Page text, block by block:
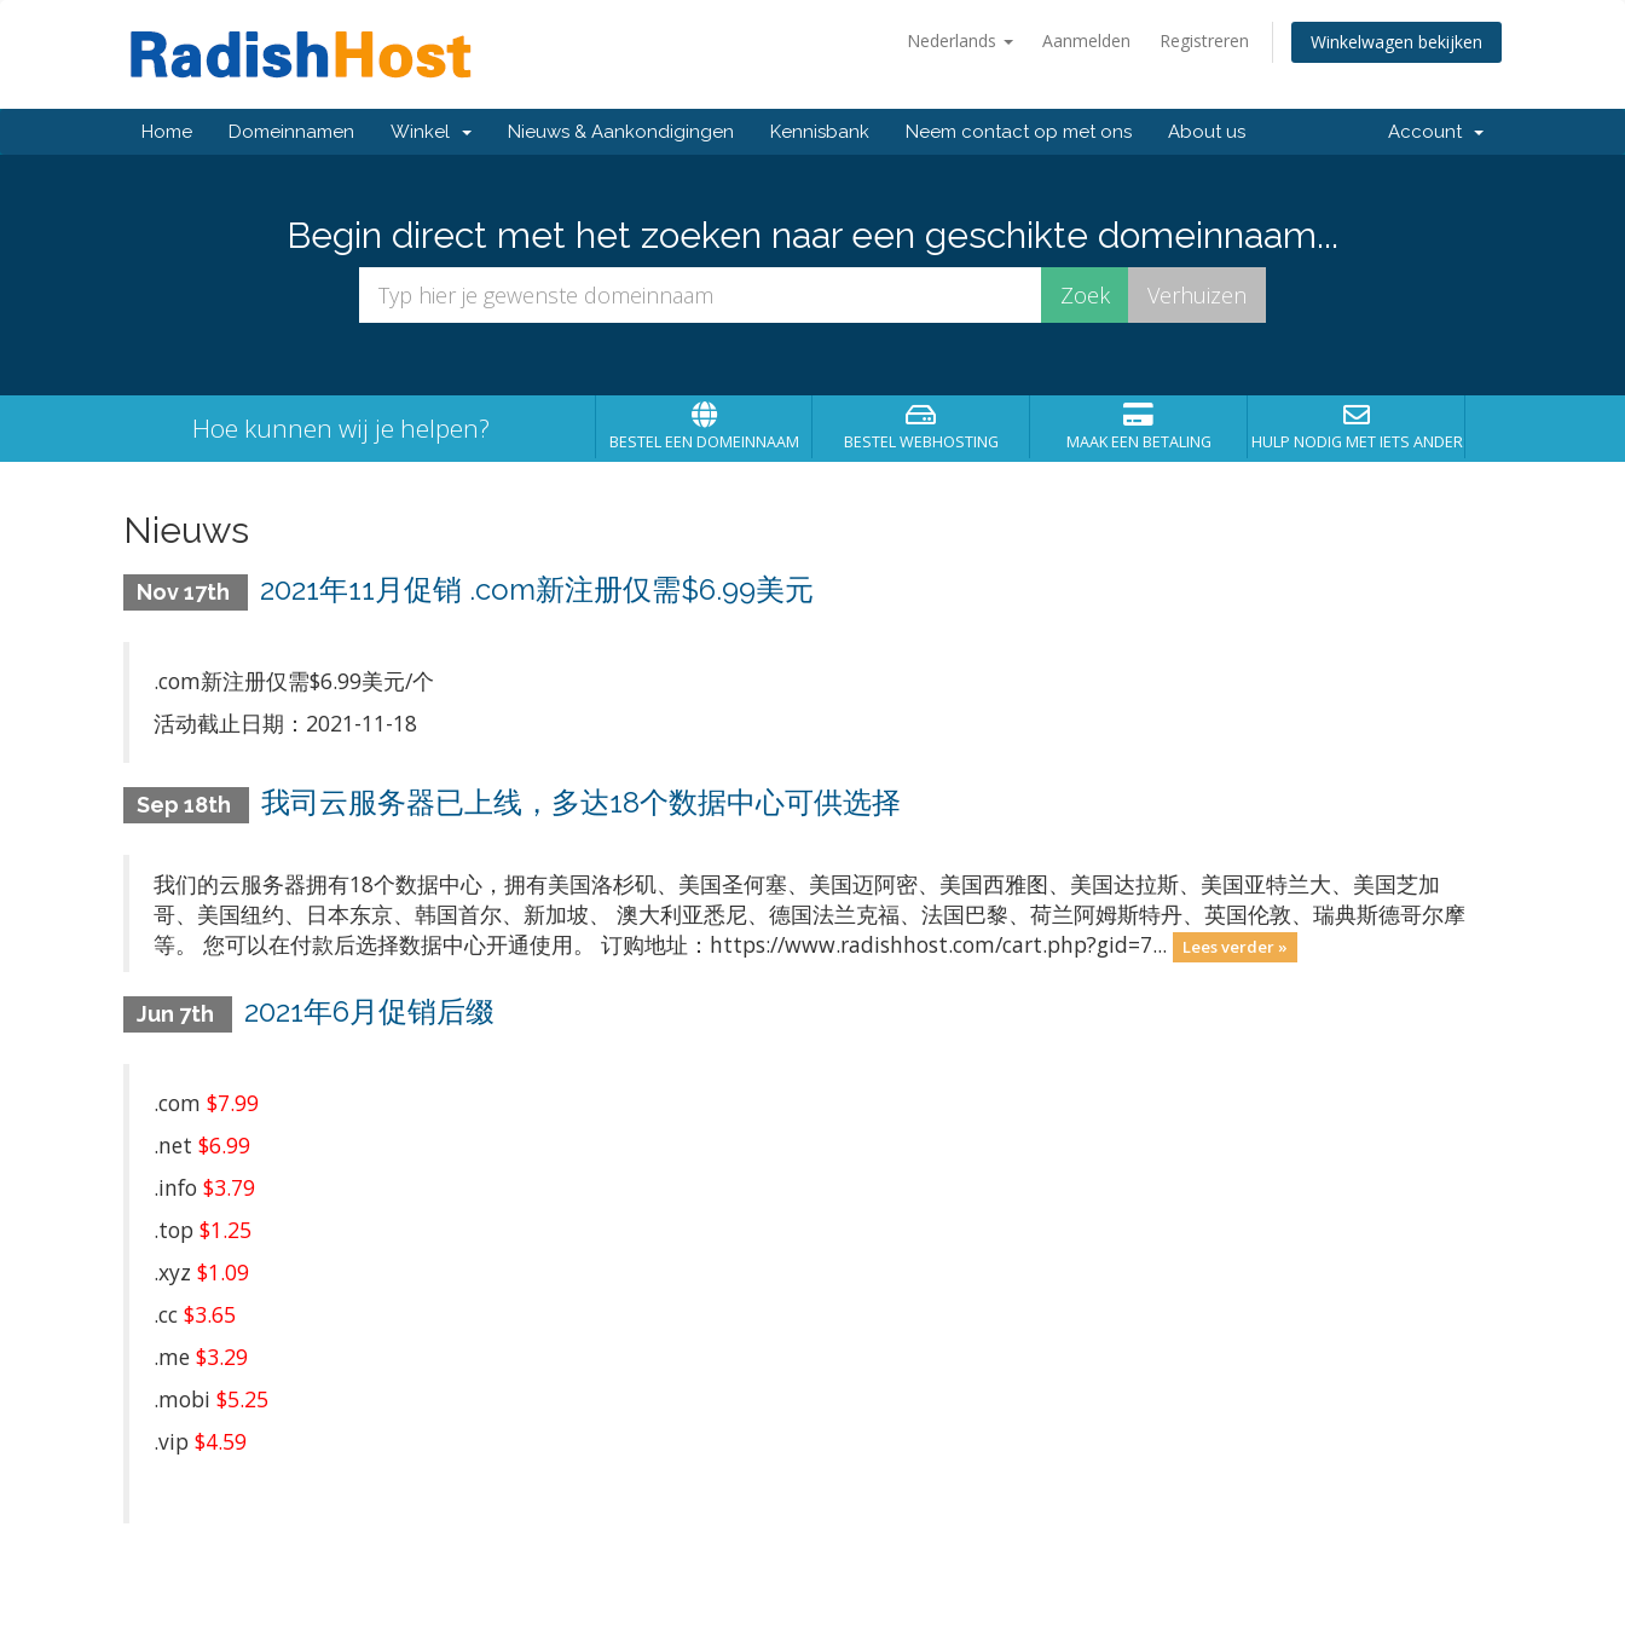
Nederlands Aanmelden Registreren Winkelwagen bekijken
Home Domeinnamen Winkel Nieuws & Aankondigingen Kennisbank Neem contact op met ons About us Account
Begin direct met het zoeken naar een geschikte domeinnaam...
Hoe kunnen wij je helpen? BESTEL EEN DOMEINNAAM BESTEL WEBHOSTING MAAK EEN BETALING HULP NODIG MET IETS ANDERS?
Nieuws
Nov 17th 2021年11月促销 .com新注册仅需$6.99美元
.com新注册仅需$6.99美元/个
活动截止日期：2021-11-18
Sep 18th 我司云服务器已上线，多达18个数据中心可供选择
我们的云服务器拥有18个数据中心，拥有美国洛杉矶、美国圣何塞、美国迈阿密、美国西雅图、美国达拉斯、美国亚特兰大、美国芝加
哥、美国纽约、日本东京、韩国首尔、新加坡、 澳大利亚悉尼、德国法兰克福、法国巴黎、荷兰阿姆斯特丹、英国伦敦、瑞典斯德哥尔摩
等。 您可以在付款后选择数据中心开通使用。 订购地址：https://www.radishhost.com/cart.php?gid=7...
Lees verder »
Jun 7th 2021年6月促销后缀
.com $7.99
.net $6.99
.info $3.79
.top $1.25
.xyz $1.09
.cc $3.65
.me $3.29
.mobi $5.25
.vip $4.59